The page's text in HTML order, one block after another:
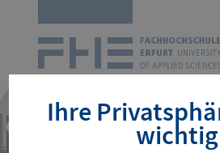
überspringenIhre